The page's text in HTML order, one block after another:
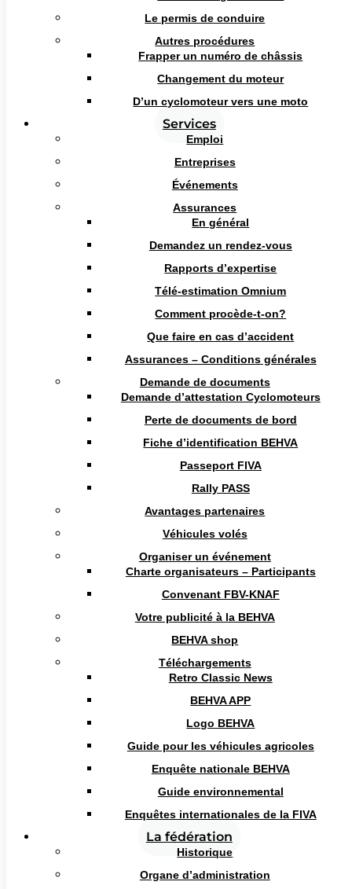
Le permis de conduire
Autres procédures
Frapper un numéro de châssis
Changement du moteur
D’un cyclomoteur vers une moto
Services
Emploi
Entreprises
Événements
Assurances
En général
Demandez un rendez-vous
Rapports d’expertise
Télé-estimation Omnium
Comment procède-t-on?
Que faire en cas d’accident
Assurances – Conditions générales
Demande de documents
Demande d’attestation Cyclomoteurs
Perte de documents de bord
Fiche d’identification BEHVA
Passeport FIVA
Rally PASS
Avantages partenaires
Véhicules volés
Organiser un événement
Charte organisateurs – Participants
Convenant FBV-KNAF
Votre publicité à la BEHVA
BEHVA shop
Téléchargements
Retro Classic News
BEHVA APP
Logo BEHVA
Guide pour les véhicules agricoles
Enquête nationale BEHVA
Guide environnemental
Enquêtes internationales de la FIVA
La fédération
Historique
Organe d’administration
Langue
Personne de contact : Lesly De Nys
Adresse email :
Numéro de GSM :
+32477775827
Suivre
BEHVA asbl
Buro & Design Center Esplanade 1 - Postbox 51
(loc.524b) 1020 Brussels
TVA : BE 0435.957.689
02 377 13 46
Email :
Du Lu à Je – 09-12 h et de 13 – 16 h
– 09-12 h